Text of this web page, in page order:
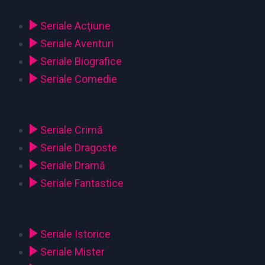
Seriale Acţiune
Seriale Aventuri
Seriale Biografice
Seriale Comedie
Seriale Crimă
Seriale Dragoste
Seriale Dramă
Seriale Fantastice
Seriale Istorice
Seriale Mister